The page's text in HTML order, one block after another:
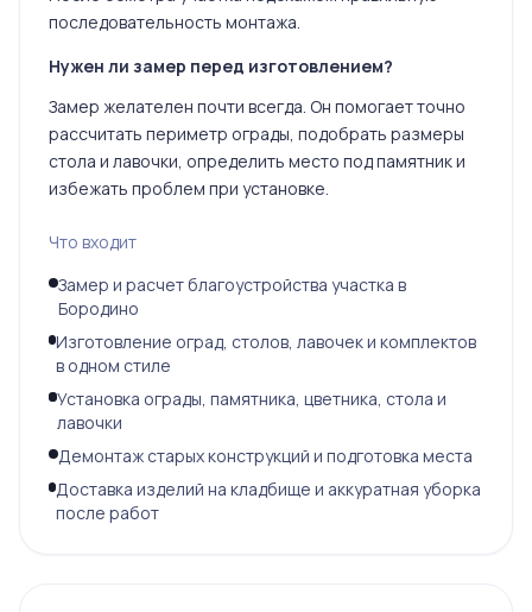
последовательность монтажа.
Нужен ли замер перед изготовлением?
Замер желателен почти всегда. Он помогает точно
рассчитать периметр ограды, подобрать размеры
стола и лавочки, определить место под памятник и
избежать проблем при установке.
Что входит
Замер и расчет благоустройства участка в
Бородино
Изготовление оград, столов, лавочек и комплектов
в одном стиле
Установка ограды, памятника, цветника, стола и
лавочки
Демонтаж старых конструкций и подготовка места
Доставка изделий на кладбище и аккуратная уборка
после работ